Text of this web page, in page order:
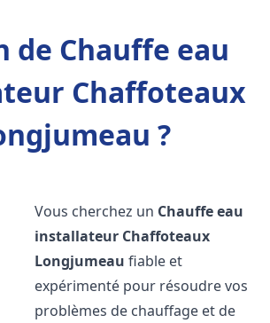
de Chauffe eau
Chaffoteaux
?
Vous cherchez un Chauffe eau
installateur Chaffoteaux
Longjumeau fiable et
expérimenté pour résoudre vos
problèmes de chauffage et de